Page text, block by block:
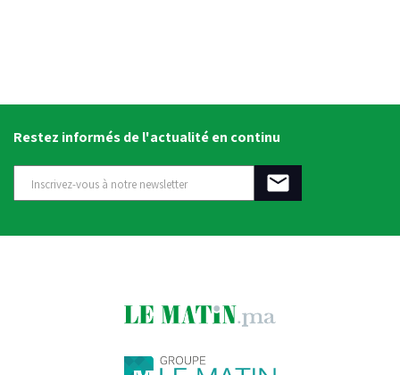
Restez informés de l'actualité en continu